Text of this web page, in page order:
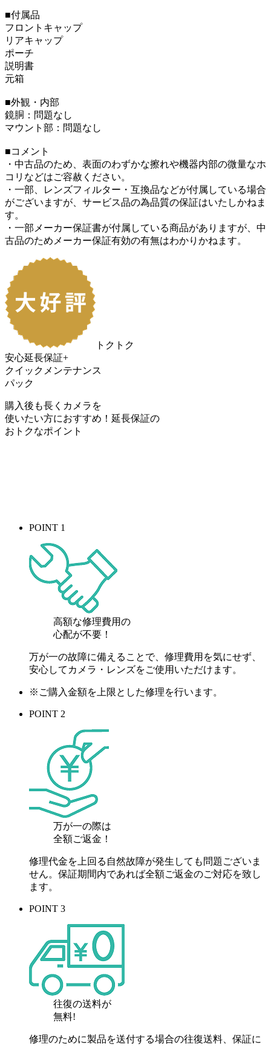
■付属品
フロントキャップ
リアキャップ
ポーチ
説明書
元箱
■外観・内部
鏡胴：問題なし
マウント部：問題なし
■コメント
・中古品のため、表面のわずかな擦れや機器内部の微量なホ
コリなどはご容赦ください。
・一部、レンズフィルター・互換品などが付属している場合
がございますが、サービス品の為品質の保証はいたしかねま
す。
・一部メーカー保証書が付属している商品がありますが、中
古品のためメーカー保証有効の有無はわかりかねます。
トクトク
安心延長保証+
クイックメンテナンス
パック
購入後も長くカメラを
使いたい方におすすめ！ 延長保証の
おトクなポイント
POINT 1
高額な修理費用の
心配が不要！
万が一の故障に備えることで、修理費用を気にせず、
安心してカメラ・レンズをご使用いただけます。
※ご購入金額を上限とした修理を行います。
POINT 2
万が一の際は
全額ご返金！
修理代金を上回る自然故障が発生しても問題ございま
せん。保証期間内であれば全額ご返金のご対応を致し
ます。
POINT 3
往復の送料が
無料!
修理のために製品を送付する場合の往復送料、保証に